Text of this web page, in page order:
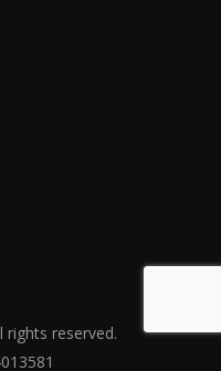
reserved.